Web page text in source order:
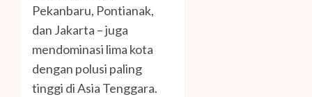
Pekanbaru, Pontianak,
dan Jakarta – juga
mendominasi lima kota
dengan polusi paling
tinggi di Asia Tenggara.